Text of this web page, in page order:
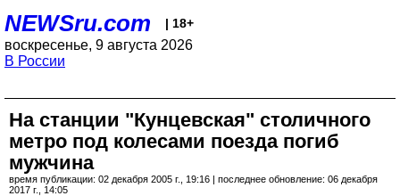
NEWSru.com | 18+
воскресенье, 9 августа 2026
В России
На станции "Кунцевская" столичного
метро под колесами поезда погиб
мужчина
время публикации: 02 декабря 2005 г., 19:16 | последнее обновление: 06 декабря
2017 г., 14:05